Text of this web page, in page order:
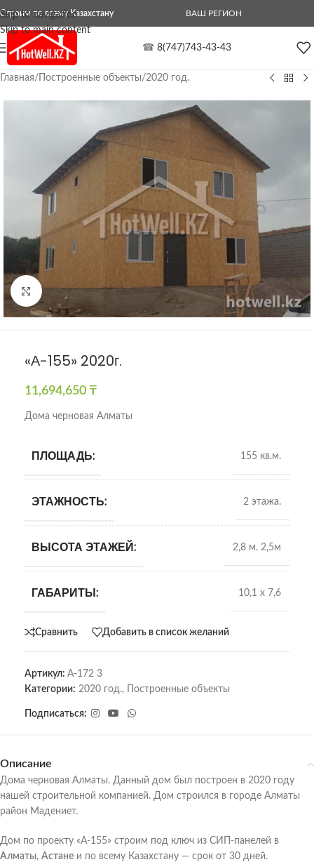
Skip to navigation
Skip to main content
Строим по всему Казахстану ВАШ РЕГИОН
☎ 8(747)743-43-43
Главная/ Построенные объекты/2020 год.
Нажмите, чтобы увеличить
«А-155» 2020г.
11,694,650 ₸
Дома черновая Алматы
ПЛОЩАДЬ: 155 кв.м.
ЭТАЖНОСТЬ: 2 этажа.
ВЫСОТА ЭТАЖЕЙ: 2,8 м. 2,5м
ГАБАРИТЫ: 10,1 х 7,6
Сравнить Добавить в список желаний
Артикул: А-172 3
Категории: 2020 год., Построенные объекты
Подписаться:
Описание
Дома черновая Алматы. Данный дом был построен в 2020 году
нашей строительной компанией. Дом строился в городе Алматы
район Мадениет.
Дом по проекту «А-155» строим под ключ из СИП-панелей в
Алматы, Астане и по всему Казахстану — срок от 30 дней.